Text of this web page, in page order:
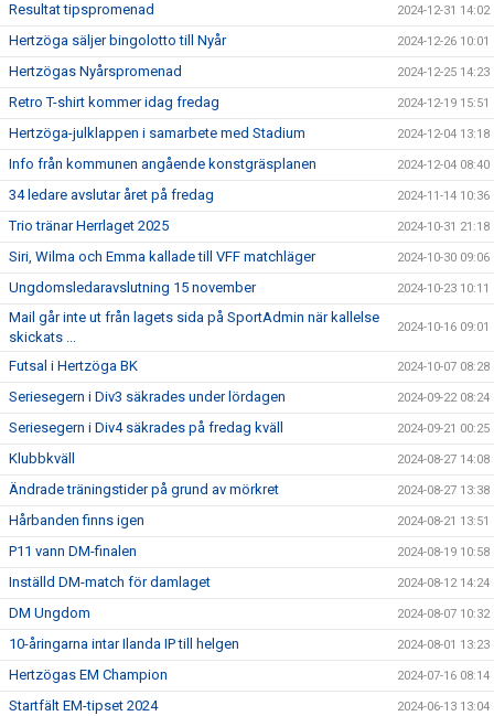
Resultat tipspromenad 2024-12-31 14:02
Hertzöga säljer bingolotto till Nyår 2024-12-26 10:01
Hertzögas Nyårspromenad 2024-12-25 14:23
Retro T-shirt kommer idag fredag 2024-12-19 15:51
Hertzöga-julklappen i samarbete med Stadium 2024-12-04 13:18
Info från kommunen angående konstgräsplanen 2024-12-04 08:40
34 ledare avslutar året på fredag 2024-11-14 10:36
Trio tränar Herrlaget 2025 2024-10-31 21:18
Siri, Wilma och Emma kallade till VFF matchläger 2024-10-30 09:06
Ungdomsledaravslutning 15 november 2024-10-23 10:11
Mail går inte ut från lagets sida på SportAdmin när kallelse
skickats ...
2024-10-16 09:01
Futsal i Hertzöga BK 2024-10-07 08:28
Seriesegern i Div3 säkrades under lördagen 2024-09-22 08:24
Seriesegern i Div4 säkrades på fredag kväll 2024-09-21 00:25
Klubbkväll 2024-08-27 14:08
Ändrade träningstider på grund av mörkret 2024-08-27 13:38
Hårbanden finns igen 2024-08-21 13:51
P11 vann DM-finalen 2024-08-19 10:58
Inställd DM-match för damlaget 2024-08-12 14:24
DM Ungdom 2024-08-07 10:32
10-åringarna intar Ilanda IP till helgen 2024-08-01 13:23
Hertzögas EM Champion 2024-07-16 08:14
Startfält EM-tipset 2024 2024-06-13 13:04